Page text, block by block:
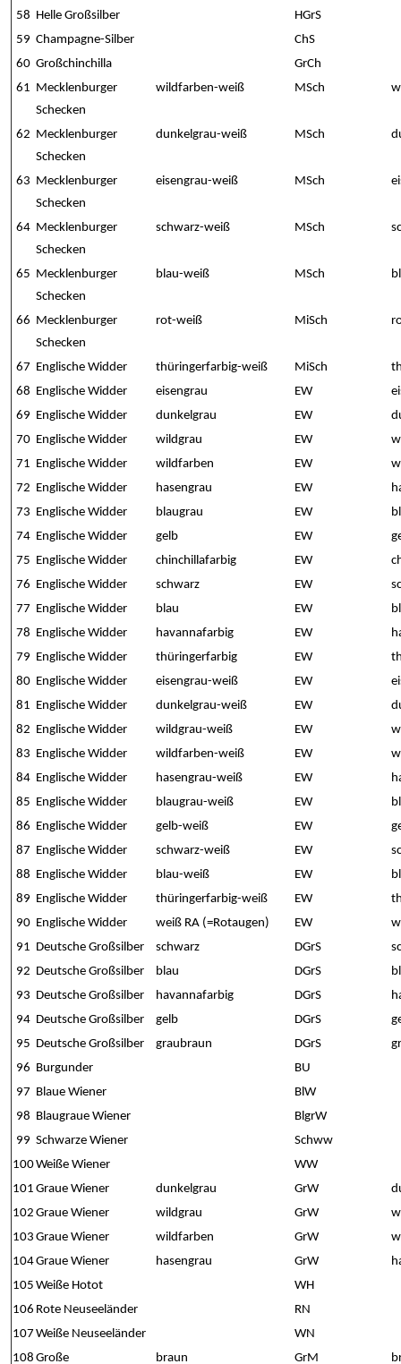
58 Helle Großsilber
HGrS
59 Champagne-Silber
ChS
60 Großchinchilla
GrCh
61 Mecklenburger
Schecken
wildfarben-weiß MSch
62 Mecklenburger
Schecken
dunkelgrau-weiß MSch
63 Mecklenburger
Schecken
eisengrau-weiß MSch
64 Mecklenburger
Schecken
schwarz-weiß MSch
65 Mecklenburger
Schecken
blau-weiß MSch
66 Mecklenburger
Schecken
rot-weiß MiSch
67 Englische Widder thüringerfarbig-weiß MiSch
68 Englische Widder eisengrau EW
69 Englische Widder dunkelgrau EW
70 Englische Widder wildgrau EW
71 Englische Widder wildfarben EW
72 Englische Widder hasengrau EW
73 Englische Widder blaugrau EW
74 Englische Widder gelb EW
75 Englische Widder chinchillafarbig EW
76 Englische Widder schwarz EW
77 Englische Widder blau EW
78 Englische Widder havannafarbig EW
79 Englische Widder thüringerfarbig EW
80 Englische Widder eisengrau-weiß EW
81 Englische Widder dunkelgrau-weiß EW
82 Englische Widder wildgrau-weiß EW
83 Englische Widder wildfarben-weiß EW
84 Englische Widder hasengrau-weiß EW
85 Englische Widder blaugrau-weiß EW
86 Englische Widder gelb-weiß EW
87 Englische Widder schwarz-weiß EW
88 Englische Widder blau-weiß EW
89 Englische Widder thüringerfarbig-weiß EW
90 Englische Widder weiß RA (=Rotaugen) EW
91 Deutsche Großsilber schwarz DGrS
92 Deutsche Großsilber blau DGrS
93 Deutsche Großsilber havannafarbig DGrS
94 Deutsche Großsilber gelb DGrS
95 Deutsche Großsilber graubraun DGrS
96 Burgunder
BU
97 Blaue Wiener
BlW
98 Blaugraue Wiener
BlgrW
99 Schwarze Wiener
Schww
100Weiße Wiener
WW
101 Graue Wiener dunkelgrau GrW
102 Graue Wiener wildgrau GrW
103 Graue Wiener wildfarben GrW
104Graue Wiener hasengrau GrW
105 Weiße Hotot
WH
106 Rote Neuseeländer
RN
107 Weiße Neuseeländer
WN
108 Große braun GrM